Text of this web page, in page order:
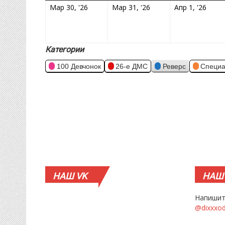
Мар 30, '26 30.03.2026Мар 31, '26 31.03.2026Апр 1, '26
Категории
100 Девчонок 26-е ДМС Реверс
НАШVK НАШ